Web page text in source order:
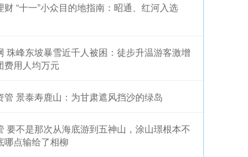
财 “十一”小众目的地指南：昭通、红河入选
珠峰东坡暴雪近千人被困：徒步升温游客激增
费用人均万元
管 景泰寿鹿山：为甘肃遮风挡沙的绿岛
要不是那次从海底游到五神山，涂山璟根本不
哪点输给了相柳